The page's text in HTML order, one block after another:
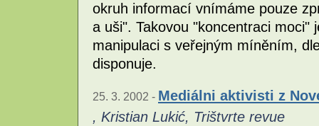
okruh informací vnímáme pouze
a uši". Takovou "koncentraci
manipulaci s veřejným míněním,
disponuje.
25. 3. 2002 - Mediálni aktivisti z
, Kristian Lukić, Trištvrte revue